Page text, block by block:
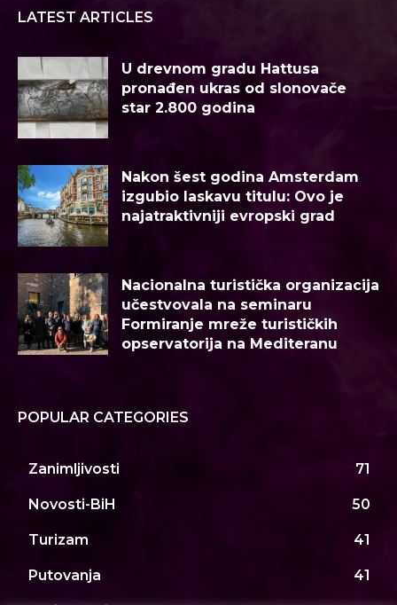
LATEST ARTICLES
U drevnom gradu Hattusa
pronađen ukras od slonovače
star 2.800 godina
Nakon šest godina Amsterdam
izgubio laskavu titulu: Ovo je
najatraktivniji evropski grad
Nacionalna turistička organizacija
učestvovala na seminaru
Formiranje mreže turističkih
opservatorija na Mediteranu
POPULAR CATEGORIES
Zanimljivosti 71
Novosti-BiH 50
Turizam 41
Putovanja 41